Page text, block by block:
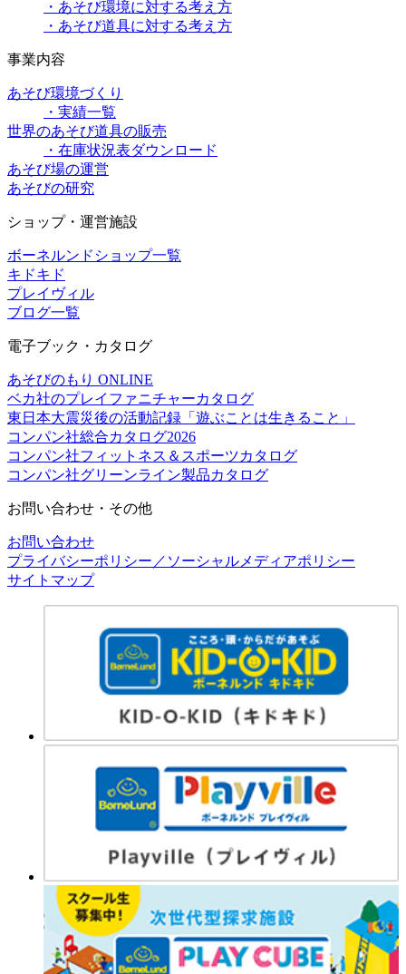
・あそび環境に対する考え方
・あそび道具に対する考え方
事業内容
あそび環境づくり
・実績一覧
世界のあそび道具の販売
・在庫状況表ダウンロード
あそび場の運営
あそびの研究
ショップ・運営施設
ボーネルンドショップ一覧
キドキド
プレイヴィル
ブログ一覧
電子ブック・カタログ
あそびのもり ONLINE
ベカ社のプレイファニチャーカタログ
東日本大震災後の活動記録「遊ぶことは生きること」
コンパン社総合カタログ2026
コンパン社フィットネス＆スポーツカタログ
コンパン社グリーンライン製品カタログ
お問い合わせ・その他
お問い合わせ
プライバシーポリシー／ソーシャルメディアポリシー
サイトマップ